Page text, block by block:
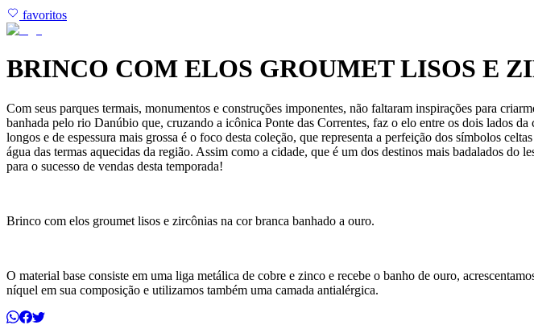
favoritos
BRINCO COM ELOS GROUMET LISOS E
Com seus parques termais, monumentos e construções imponentes, não faltaram inspirações para
banhada pelo rio Danúbio que, cruzando a icônica Ponte das Correntes, faz o elo entre os dois lados
longos e de espessura mais grossa é o foco desta coleção, que representa a perfeição dos símbolos
água das termas aquecidas da região. Assim como a cidade, que é um dos destinos mais badalados
para o sucesso de vendas desta temporada!
Brinco com elos groumet lisos e zircônias na cor branca banhado a ouro.
O material base consiste em uma liga metálica de cobre e zinco e recebe o banho de ouro,
níquel em sua composição e utilizamos também uma camada antialérgica.